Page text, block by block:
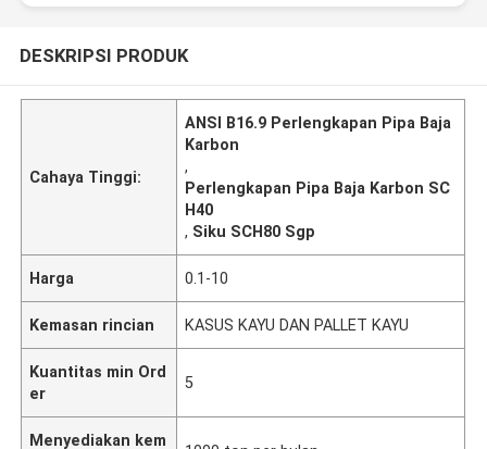
DESKRIPSI PRODUK
Cahaya Tinggi:
ANSI B16.9 Perlengkapan Pipa Baja
Karbon
,
Perlengkapan Pipa Baja Karbon SC
H40
, Siku SCH80 Sgp
Harga 0.1-10
Kemasan rincian KASUS KAYU DAN PALLET KAYU
Kuantitas min Ord
er
5
Menyediakan kem